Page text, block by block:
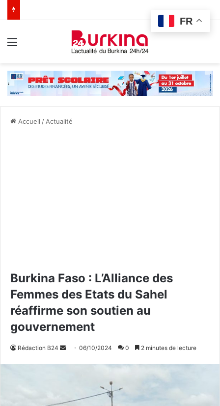
Accueil / Actualité
Burkina Faso : L’Alliance des
Femmes des Etats du Sahel
réaffirme son soutien au
gouvernement
Rédaction B24 06/10/2024 0 2 minutes de lecture
FR